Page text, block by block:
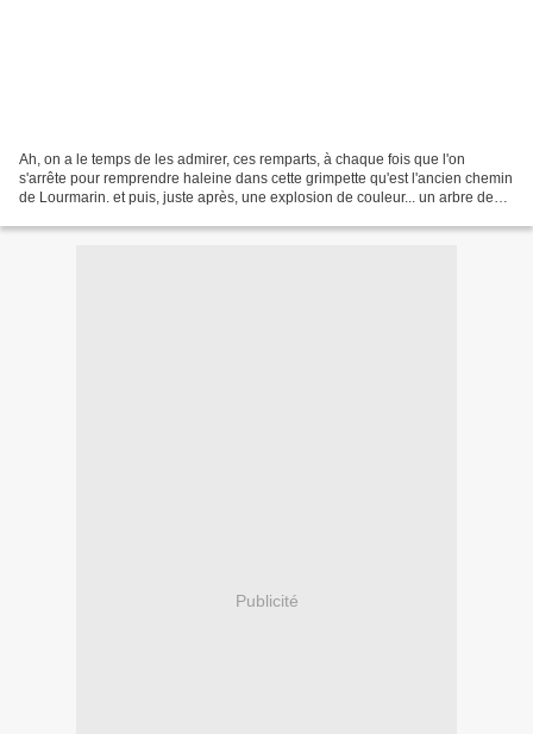
Ah, on a le temps de les admirer, ces remparts, à chaque fois que l'on
s'arrête pour remprendre haleine dans cette grimpette qu'est l'ancien chemin
de Lourmarin. et puis, juste après, une explosion de couleur... un arbre de
Publicité